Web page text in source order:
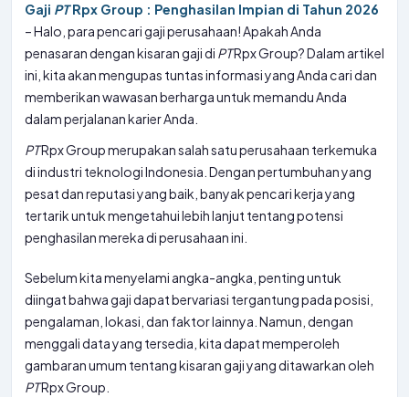
Gaji PTRpx Group : Penghasilan Impian di Tahun 2026
– Halo, para pencari gaji perusahaan! Apakah Anda
penasaran dengan kisaran gaji di PTRpx Group? Dalam artikel
ini, kita akan mengupas tuntas informasi yang Anda cari dan
memberikan wawasan berharga untuk memandu Anda
dalam perjalanan karier Anda.
PTRpx Group merupakan salah satu perusahaan terkemuka
di industri teknologi Indonesia. Dengan pertumbuhan yang
pesat dan reputasi yang baik, banyak pencari kerja yang
tertarik untuk mengetahui lebih lanjut tentang potensi
penghasilan mereka di perusahaan ini.
Sebelum kita menyelami angka-angka, penting untuk
diingat bahwa gaji dapat bervariasi tergantung pada posisi,
pengalaman, lokasi, dan faktor lainnya. Namun, dengan
menggali data yang tersedia, kita dapat memperoleh
gambaran umum tentang kisaran gaji yang ditawarkan oleh
PTRpx Group.